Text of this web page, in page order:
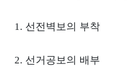
1. 선전벽보의 부착
2. 선거공보의 배부